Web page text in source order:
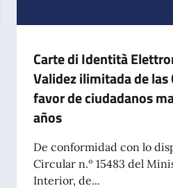
Carte di Identità
Validez ilimitada de las
favor de ciudadanos
años
De conformidad con lo
Circular n.º 15483 del
Interior, de...